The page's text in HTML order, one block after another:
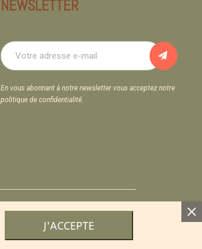
NEWSLETTER
En vous abonnant à notre newsletter vous acceptez notre
politique de confidentialité.
J'ACCEPTE